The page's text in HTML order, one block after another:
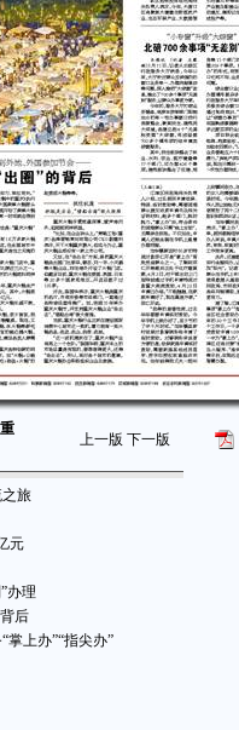
上一版 下一版
旅
元
办理
后
掌上办”“指尖办”